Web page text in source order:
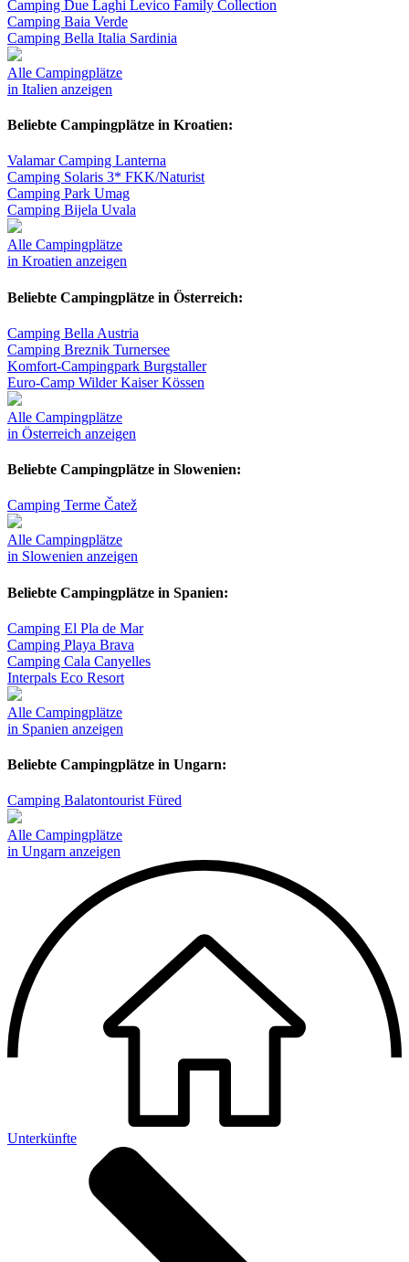
Camping Due Laghi Levico Family Collection
Camping Baia Verde
Camping Bella Italia Sardinia
Alle Campingplätze
in Italien anzeigen
Beliebte Campingplätze in Kroatien:
Valamar Camping Lanterna
Camping Solaris 3* FKK/Naturist
Camping Park Umag
Camping Bijela Uvala
Alle Campingplätze
in Kroatien anzeigen
Beliebte Campingplätze in Österreich:
Camping Bella Austria
Camping Breznik Turnersee
Komfort-Campingpark Burgstaller
Euro-Camp Wilder Kaiser Kössen
Alle Campingplätze
in Österreich anzeigen
Beliebte Campingplätze in Slowenien:
Camping Terme Čatež
Alle Campingplätze
in Slowenien anzeigen
Beliebte Campingplätze in Spanien:
Camping El Pla de Mar
Camping Playa Brava
Camping Cala Canyelles
Interpals Eco Resort
Alle Campingplätze
in Spanien anzeigen
Beliebte Campingplätze in Ungarn:
Camping Balatontourist Füred
Alle Campingplätze
in Ungarn anzeigen
Unterkünfte